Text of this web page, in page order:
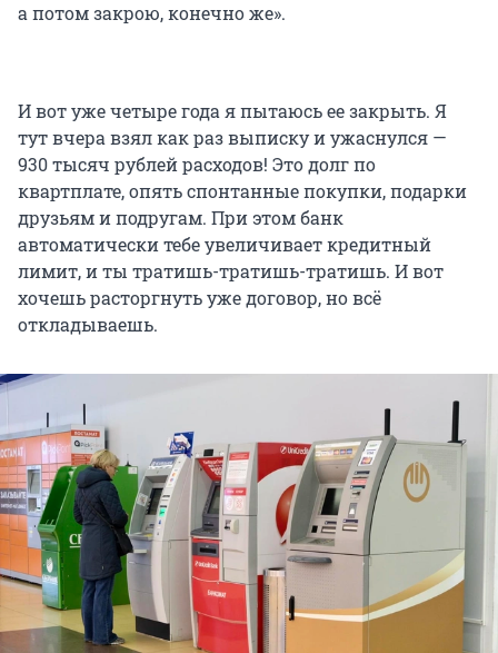
а потом закрою, конечно же».
И вот уже четыре года я пытаюсь ее закрыть. Я
тут вчера взял как раз выписку и ужаснулся —
930 тысяч рублей расходов! Это долг по
квартплате, опять спонтанные покупки, подарки
друзьям и подругам. При этом банк
автоматически тебе увеличивает кредитный
лимит, и ты тратишь-тратишь-тратишь. И вот
хочешь расторгнуть уже договор, но всё
откладываешь.